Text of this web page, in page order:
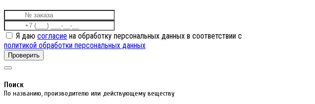
Я даю согласие на обработку персональных данных в соответствии с
политикой обработки персональных данных
Проверить
Поиск
По названию, производителю или действующему веществу